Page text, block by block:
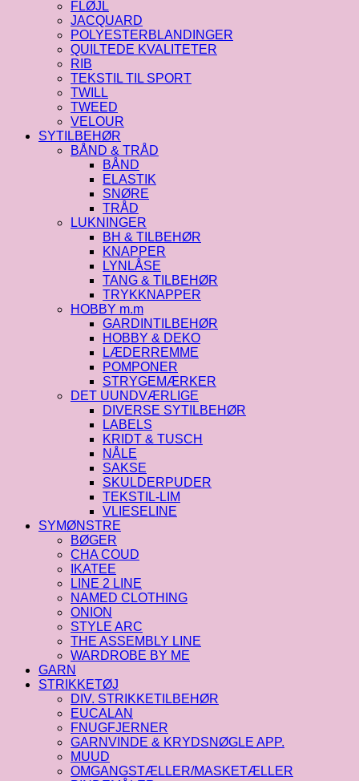
FLØJL
JACQUARD
POLYESTERBLANDINGER
QUILTEDE KVALITETER
RIB
TEKSTIL TIL SPORT
TWILL
TWEED
VELOUR
SYTILBEHØR
BÅND & TRÅD
BÅND
ELASTIK
SNØRE
TRÅD
LUKNINGER
BH & TILBEHØR
KNAPPER
LYNLÅSE
TANG & TILBEHØR
TRYKKNAPPER
HOBBY m.m
GARDINTILBEHØR
HOBBY & DEKO
LÆDERREMME
POMPONER
STRYGEMÆRKER
DET UUNDVÆRLIGE
DIVERSE SYTILBEHØR
LABELS
KRIDT & TUSCH
NÅLE
SAKSE
SKULDERPUDER
TEKSTIL-LIM
VLIESELINE
SYMØNSTRE
BØGER
CHA COUD
IKATEE
LINE 2 LINE
NAMED CLOTHING
ONION
STYLE ARC
THE ASSEMBLY LINE
WARDROBE BY ME
GARN
STRIKKETØJ
DIV. STRIKKETILBEHØR
EUCALAN
FNUGFJERNER
GARNVINDE & KRYDSNØGLE APP.
MUUD
OMGANGSTÆLLER/MASKETÆLLER